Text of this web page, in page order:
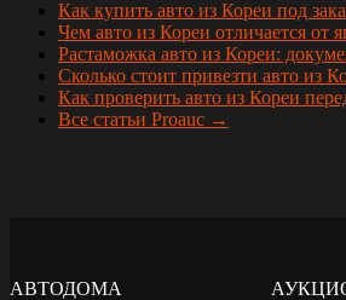
Как купить авто из Кореи под
Чем авто из Кореи отличается от
Растаможка авто из Кореи:
Сколько стоит привезти авто из
Как проверить авто из Кореи
Все статьи Proauc →
АВТОДОМА